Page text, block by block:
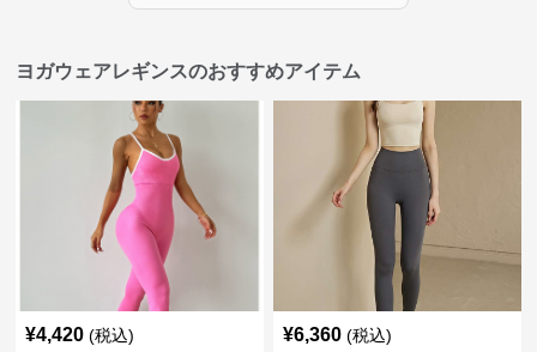
ヨガウェアレギンスのおすすめアイテム
¥4,420 (税込) ¥6,360 (税込)